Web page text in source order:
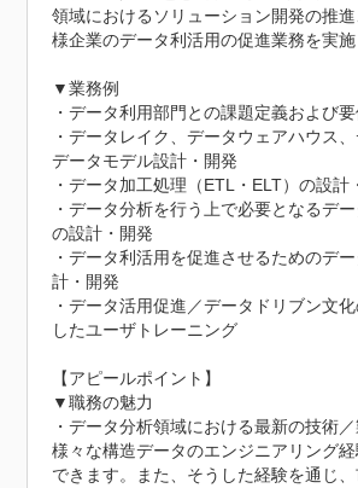
領域におけるソリューション開発の推
様企業のデータ利活用の促進業務を実施
▼業務例
・データ利用部門との課題定義および
・データレイク、データウェアハウス
データモデル設計・開発
・データ加工処理（ETL・ELT）の設計
・データ分析を行う上で必要となるデー
の設計・開発
・データ利活用を促進させるためのデ
計・開発
・データ活用促進／データドリブン文
したユーザトレーニング
【アピールポイント】
▼職務の魅力
・データ分析領域における最新の技術／
様々な構造データのエンジニアリング
できます。また、そうした経験を通じ